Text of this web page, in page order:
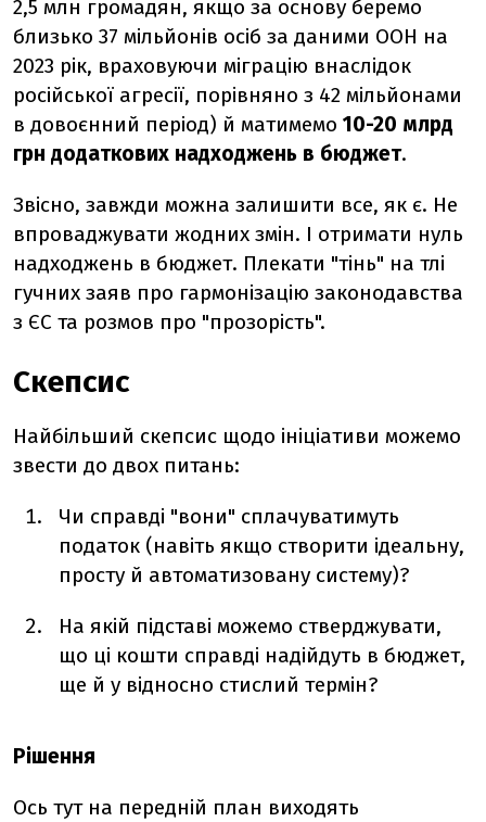
2,5 млн громадян, якщо за основу беремо
близько 37 мільйонів осіб за даними ООН на
2023 рік, враховуючи міграцію внаслідок
російської агресії, порівняно з 42 мільйонами
в довоєнний період) й матимемо 10-20 млрд
грн додаткових надходжень в бюджет.
Звісно, завжди можна залишити все, як є. Не
впроваджувати жодних змін. І отримати нуль
надходжень в бюджет. Плекати "тінь" на тлі
гучних заяв про гармонізацію законодавства
з ЄС та розмов про "прозорість".
Скепсис
Найбільший скепсис щодо ініціативи можемо
звести до двох питань:
Чи справді "вони" сплачуватимуть
податок (навіть якщо створити ідеальну,
просту й автоматизовану систему)?
На якій підставі можемо стверджувати,
що ці кошти справді надійдуть в бюджет,
ще й у відносно стислий термін?
Рішення
Ось тут на передній план виходять